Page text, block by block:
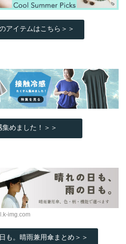
アイテムはこちら＞＞
集めました！＞＞
img.com
も。晴雨兼用傘まとめ＞＞